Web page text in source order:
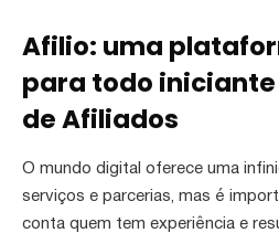
Afilio: uma
para todo
de Afiliados
O mundo digital oferece uma
serviços e parcerias, mas é
conta quem tem experiência e